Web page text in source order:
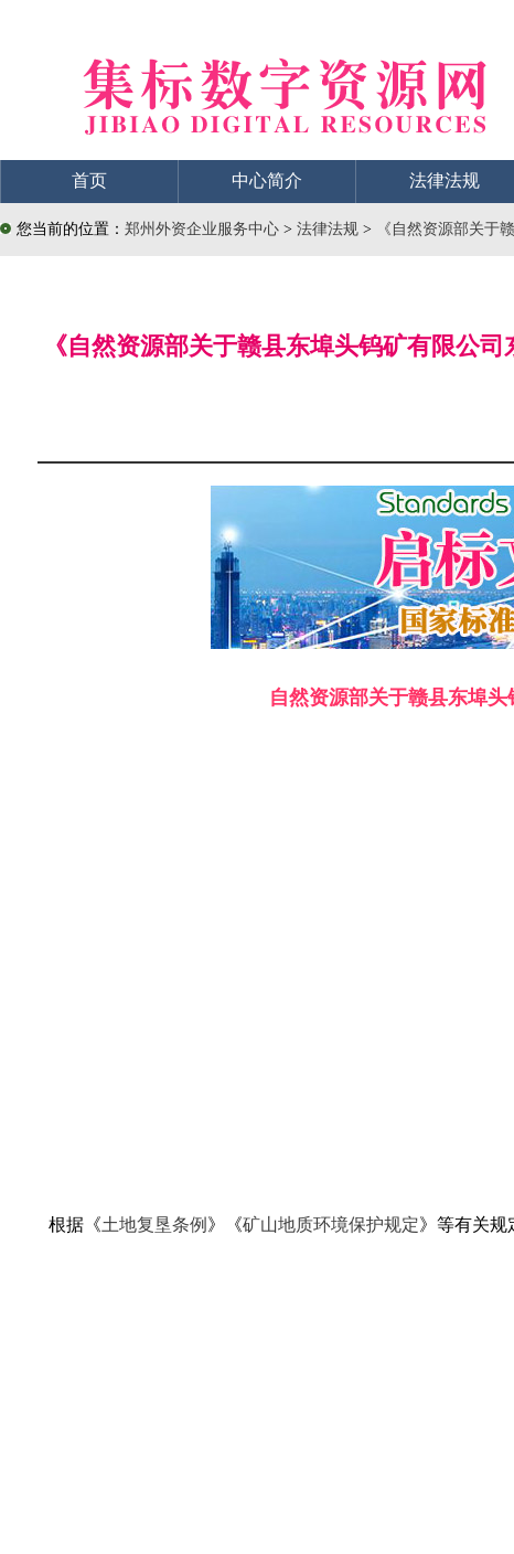
首页 中心简介 法律法规
您当前的位置： 郑州外资企业服务中心 > 法律法规 > 《自然资源部关于
《自然资源部关于赣县东埠头钨矿有限公
自然资源部关于赣县东埠
根据《土地复垦条例 》《矿山地质环境保护规定》等有关规